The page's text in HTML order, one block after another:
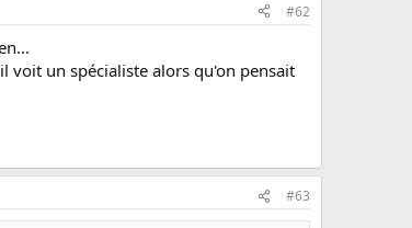
#62
voit un spécialiste alors qu'on pensait
#63